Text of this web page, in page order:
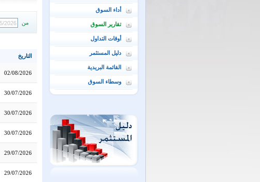
أداء السوق
تقارير السوق
أوقات التداول
دليل المستثمر
القائمة البريدية
وسطاء السوق
من
التاريخ
02/08/2026
30/07/2026
30/07/2026
30/07/2026
29/07/2026
29/07/2026